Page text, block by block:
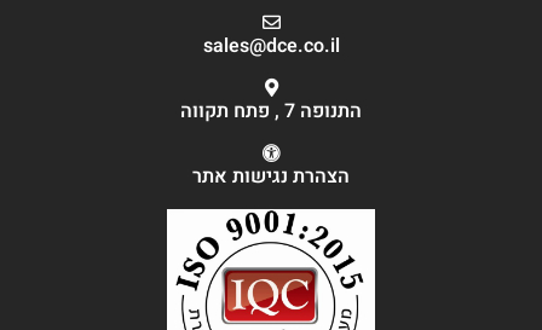
sales@dce.co.il
התנופה 7 , פתח תקווה
הצהרת נגישות אתר